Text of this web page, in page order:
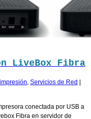
LiveBox Fibra
, Servicios de Red
conectada por USB a
Fibra en servidor de